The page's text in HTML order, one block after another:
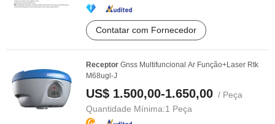
Contatar com Fornecedor
Receptor Gnss Multifuncional Ar Função+Laser Rtk
M68ugl-J
US$ 1.500,00-1.650,00 / Peça
Quantidade Mínima:1 Peça